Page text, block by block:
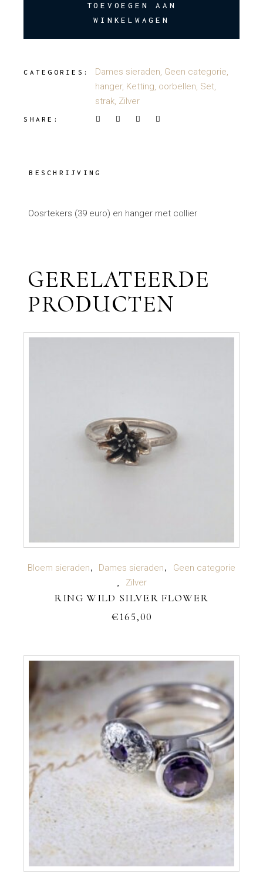
TOEVOEGEN AAN
WINKELWAGEN
CATEGORIES: Dames sieraden, Geen categorie,
hanger, Ketting, oorbellen, Set,
strak, Zilver
SHARE:
BESCHRIJVING
Oosrtekers (39 euro) en hanger met collier
GERELATEERDE
PRODUCTEN
TOEVOEGEN AAN WINKELWAGEN
Bloem sieraden Dames sieraden
Geen categorie
Zilver
RING WILD SILVER FLOWER
€165,00